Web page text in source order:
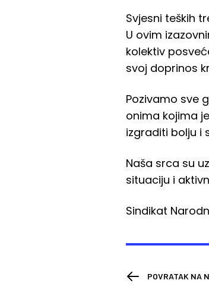
Svjesni teških
U ovim
kolektiv
svoj doprinos
Pozivamo sve
onima kojima
izgraditi bolju i
Naša srca su
situaciju i
Sindikat
POVRATAK NA